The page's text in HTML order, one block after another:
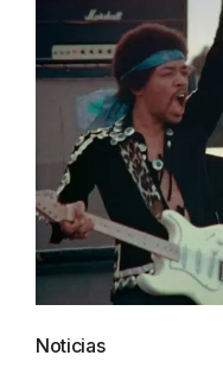
Noticias